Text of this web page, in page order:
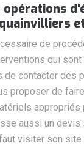
de
qui
de contacter des
proposer de
appropriés
aussi un
visiter son